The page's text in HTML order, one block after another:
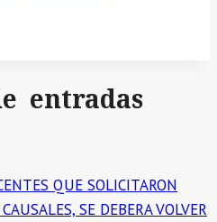
entradas
QUE SOLICITARON
SE DEBERA VOLVER